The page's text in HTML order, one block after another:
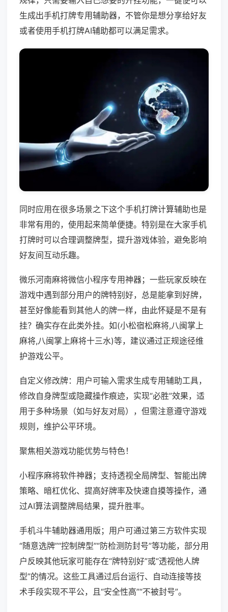
生成出手机打牌专用辅助器，不管你是想分享给好友
或者使用手机打牌AI辅助都可以满足需求。
同时应用在很多场景之下这个手机打牌计算辅助也是
非常有用的，使用起来简单便捷。特别是在大家手机
打牌时可以合理调整牌型，提升游戏体验，避免影响
好友间互动乐趣。
微乐河南麻将微信小程序专用神器；一些玩家反映在
游戏中遇到部分用户的牌特别好，总是能拿到好牌，
甚至好像能看到其他人的牌一样，由此怀疑是不是有
挂？确实存在此类外挂。如(小松宿松麻将,八闽掌上
麻将,八闽掌上麻将十三水)等，建议通过正规途径维
护游戏公平。
自定义修改牌：用户可输入需求生成专用辅助工具，
修改自身牌型或隐藏操作痕迹，实现“必胜”效果，适
用于多种场景（如与好友对局），但需注意遵守游戏
规则，维护公平环境。
聚焦相关游戏功能优势与特色！
小程序麻将软件神器；支持透视全局牌型、智能出牌
策略、暗杠优化、提高好牌率及快速自摸等操作，通
过AI算法调整牌局结果，提升胜率。
手机斗牛辅助器通用版；用户可通过第三方软件实现
“随意选牌”“控制牌型”“防检测防封号”等功能，部分用
户反映其他玩家可能存在“牌特别好”或“透视他人牌
型”的情况。这些工具通过后台运行、自动连接等技
术手段实现不平公，且“安全性高”“不被封号”。